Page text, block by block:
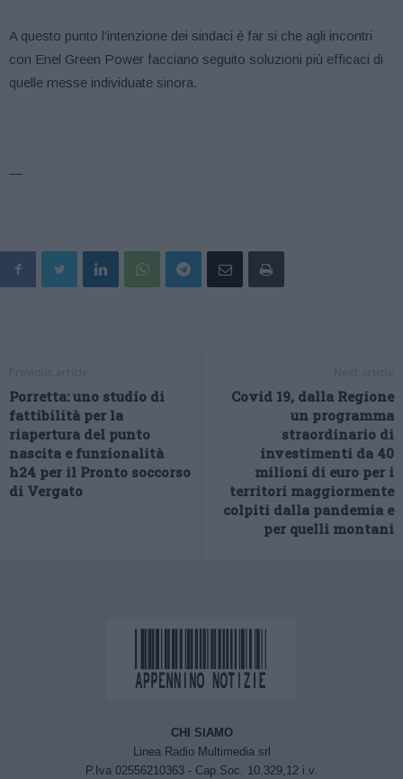
A questo punto l’intenzione dei sindaci è far si che agli incontri
con Enel Green Power facciano seguito soluzioni più efficaci di
quelle messe individuate sinora.
—
Porretta: uno studio di
fattibilità per la
riapertura del punto
nascita e funzionalità
h24 per il Pronto soccorso
di Vergato
Covid 19, dalla Regione
un programma
straordinario di
investimenti da 40
milioni di euro per i
territori maggiormente
colpiti dalla pandemia e
per quelli montani
CHI SIAMO
Linea Radio Multimedia srl
P.Iva 02556210363 - Cap.Soc. 10.329,12 i.v.